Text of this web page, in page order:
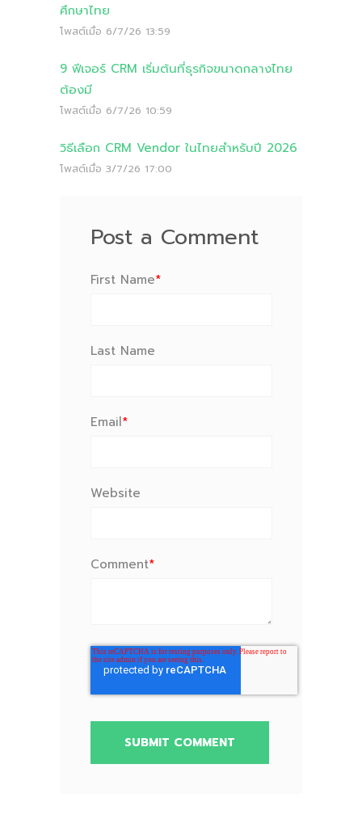
ศึกษาไทย
โพสต์เมื่อ 6/7/26 13:59
9 ฟีเจอร์ CRM เริ่มต้นที่ธุรกิจขนาดกลางไทย
ต้องมี
โพสต์เมื่อ 6/7/26 10:59
วิธีเลือก CRM Vendor ในไทยสำหรับปี 2026
โพสต์เมื่อ 3/7/26 17:00
Post a Comment
First Name*
Last Name
Email*
Website
Comment*